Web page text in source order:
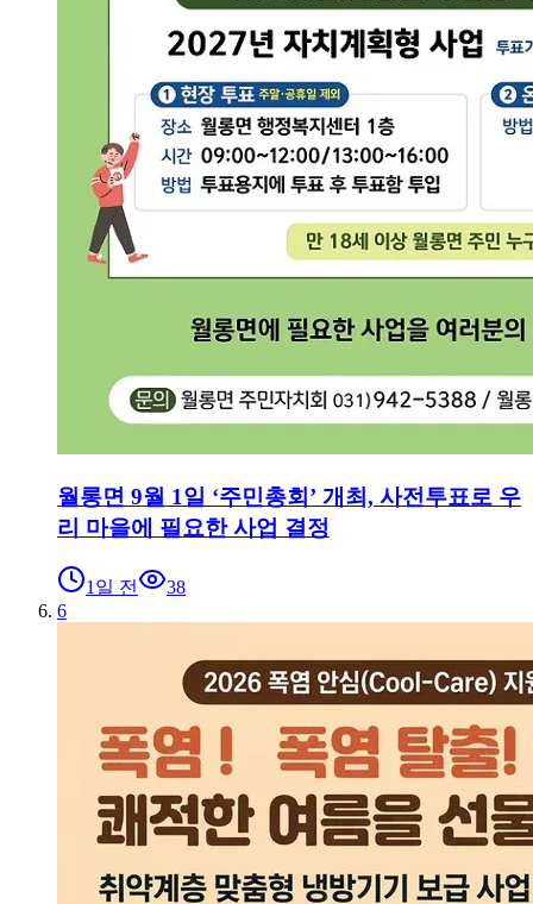
월롱면 9월 1일 ‘주민총회’ 개최, 사전투표로 우
리 마을에 필요한 사업 결정
1일 전
38
6